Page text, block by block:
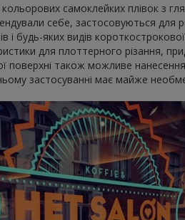
кольорових самоклейких плівок з
себе, застосовуються для
і будь-яких видів
для плоттерного різання,
поверхні також можливе
застосуванні має майже